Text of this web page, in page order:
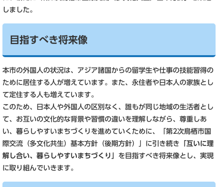
しました。
目指すべき将来像
本市の外国人の状況は、アジア諸国からの留学生や仕事の技能習得の
ために居住する人が増えています。また、永住者や日本人の家族とし
て定住する人も増えています。
このため、日本人や外国人の区別なく、誰もが同じ地域の生活者とし
て、お互いの文化的な背景や習慣の違いを理解しながら、尊重しあ
い、暮らしやすいまちづくりを進めていくために、「第2次鳥栖市国
際交流（多文化共生）基本方針（後期方針）」に引き続き 「互いに理
解し合い、暮らしやすいまちづくり」 を目指すべき将来像とし、実現
に取り組んでいきます。